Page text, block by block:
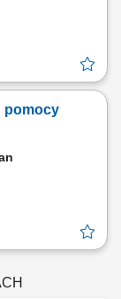
pomocy